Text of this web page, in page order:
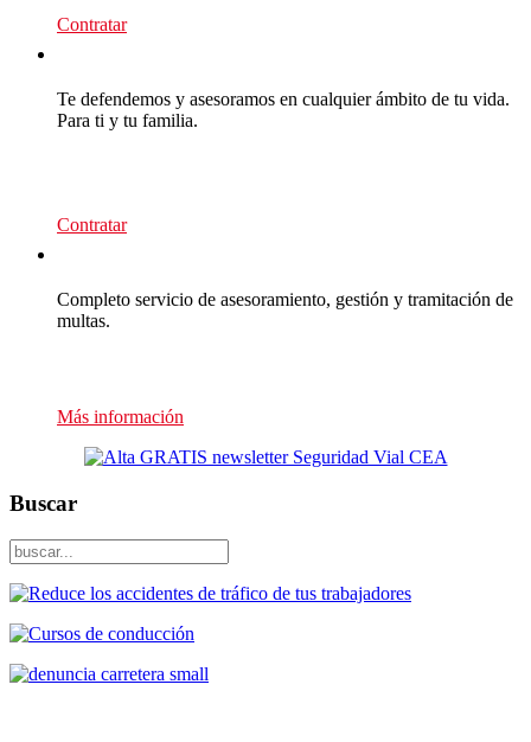
Contratar
Te defendemos y asesoramos en cualquier ámbito de tu vida.
Para ti y tu familia.
Contratar
Completo servicio de asesoramiento, gestión y tramitación de
multas.
Más información
Buscar